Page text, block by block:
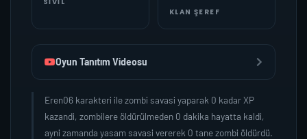
KLAN ŞEREF
Oyun Tanıtım Videosu
Eren06 karakteri ile zombi savasi yaparak 0 kadar XP
kazandi, zombilere öldürülmeden 0 dakika hayatta kaldi,
ayni zamanda yasam savasi vererek 0 tane zombi öldürdü.